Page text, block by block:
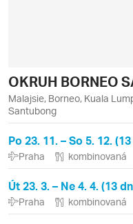
OKRUH BORNEO
Malajsie, Borneo, Kuala
Santubong
Po 23. 11. – So 5. 12.
Praha kombinovaná
Út 23. 3. – Ne 4. 4. (13
Praha kombinovaná